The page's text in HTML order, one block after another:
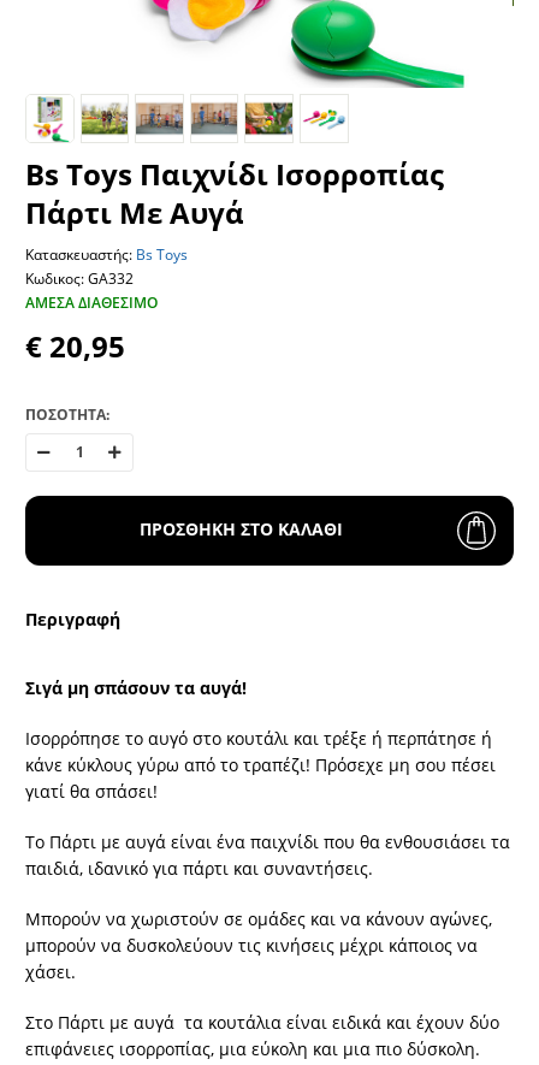
Bs Toys Παιχνίδι Ισορροπίας
Πάρτι Με Αυγά
Κατασκευαστής: Bs Toys
Κωδικος: GA332
ΆΜΕΣΑ ΔΙΑΘΈΣΙΜΟ
€ 20,95
ΠΟΣΟΤΗΤΑ:
ΠΡΟΣΘΗΚΗ ΣΤΟ ΚΑΛΑΘΙ
Περιγραφή
Σιγά μη σπάσουν τα αυγά!
Ισορρόπησε το αυγό στο κουτάλι και τρέξε ή περπάτησε ή
κάνε κύκλους γύρω από το τραπέζι! Πρόσεχε μη σου πέσει
γιατί θα σπάσει!
Το Πάρτι με αυγά είναι ένα παιχνίδι που θα ενθουσιάσει τα
παιδιά, ιδανικό για πάρτι και συναντήσεις.
Μπορούν να χωριστούν σε ομάδες και να κάνουν αγώνες,
μπορούν να δυσκολεύουν τις κινήσεις μέχρι κάποιος να
χάσει.
Στο Πάρτι με αυγά τα κουτάλια είναι ειδικά και έχουν δύο
επιφάνειες ισορροπίας, μια εύκολη και μια πιο δύσκολη.